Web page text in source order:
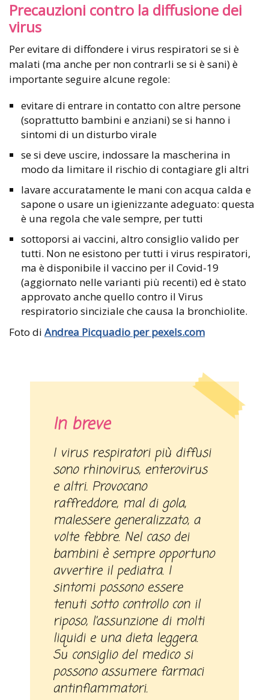
Precauzioni contro la diffusione dei
virus
Per evitare di diffondere i virus respiratori se si è
malati (ma anche per non contrarli se si è sani) è
importante seguire alcune regole:
evitare di entrare in contatto con altre persone
(soprattutto bambini e anziani) se si hanno i
sintomi di un disturbo virale
se si deve uscire, indossare la mascherina in
modo da limitare il rischio di contagiare gli altri
lavare accuratamente le mani con acqua calda e
sapone o usare un igienizzante adeguato: questa
è una regola che vale sempre, per tutti
sottoporsi ai vaccini, altro consiglio valido per
tutti. Non ne esistono per tutti i virus respiratori,
ma è disponibile il vaccino per il Covid-19
(aggiornato nelle varianti più recenti) ed è stato
approvato anche quello contro il Virus
respiratorio sinciziale che causa la bronchiolite.
Foto di Andrea Picquadio per pexels.com
In breve
I virus respiratori più diffusi
sono rhinovirus, enterovirus
e altri. Provocano
raffreddore, mal di gola,
malessere generalizzato, a
volte febbre. Nel caso dei
bambini è sempre opportuno
avvertire il pediatra. I
sintomi possono essere
tenuti sotto controllo con il
riposo, l’assunzione di molti
liquidi e una dieta leggera.
Su consiglio del medico si
possono assumere farmaci
antinfiammatori.